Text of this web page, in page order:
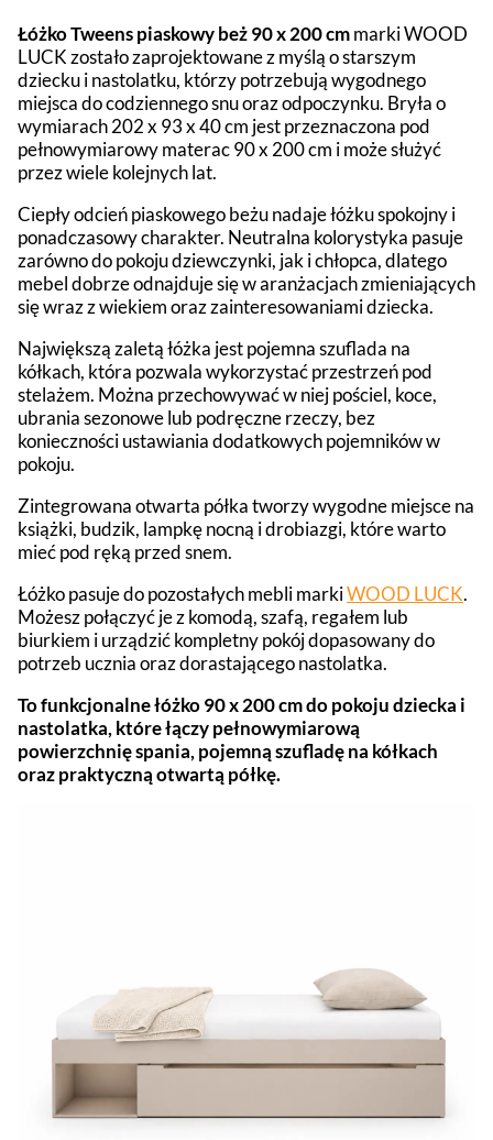
Łóżko Tweens piaskowy beż 90 x 200 cmmarki WOOD
LUCK zostało zaprojektowane z myślą o starszym
dziecku i nastolatku, którzy potrzebują wygodnego
miejsca do codziennego snu oraz odpoczynku. Bryła o
wymiarach 202 x 93 x 40 cm jest przeznaczona pod
pełnowymiarowy materac 90 x 200 cm i może służyć
przez wiele kolejnych lat.
Ciepły odcień piaskowego beżu nadaje łóżku spokojny i
ponadczasowy charakter. Neutralna kolorystyka pasuje
zarówno do pokoju dziewczynki, jak i chłopca, dlatego
mebel dobrze odnajduje się w aranżacjach zmieniających
się wraz z wiekiem oraz zainteresowaniami dziecka.
Największą zaletą łóżka jest pojemna szuflada na
kółkach, która pozwala wykorzystać przestrzeń pod
stelażem. Można przechowywać w niej pościel, koce,
ubrania sezonowe lub podręczne rzeczy, bez
konieczności ustawiania dodatkowych pojemników w
pokoju.
Zintegrowana otwarta półka tworzy wygodne miejsce na
książki, budzik, lampkę nocną i drobiazgi, które warto
mieć pod ręką przed snem.
Łóżko pasuje do pozostałych mebli markiWOOD LUCK.
Możesz połączyć je z komodą, szafą, regałem lub
biurkiem i urządzić kompletny pokój dopasowany do
potrzeb ucznia oraz dorastającego nastolatka.
To funkcjonalne łóżko 90 x 200 cm do pokoju dziecka i
nastolatka, które łączy pełnowymiarową
powierzchnię spania, pojemną szufladę na kółkach
oraz praktyczną otwartą półkę.